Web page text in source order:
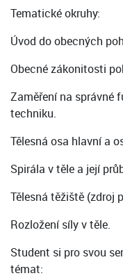
Tematické okruhy:
Úvod do obecných
Obecné zákonitosti
Zaměření na správné
techniku.
Tělesná osa hlavní a
Spirála v těle a její
Tělesná těžiště (zdroj
Rozložení síly v těle.
Student si pro svou
témat: